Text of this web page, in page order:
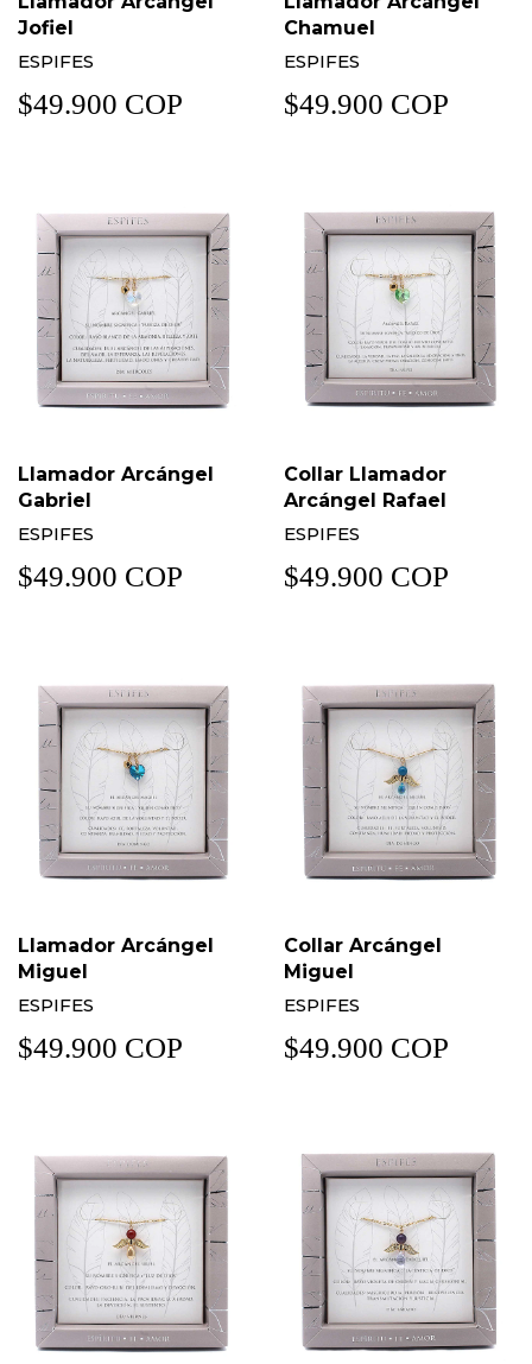
Jofiel
ESPIFES
$49.900 COP
Chamuel
ESPIFES
$49.900 COP
Llamador Arcángel
Gabriel
ESPIFES
$49.900 COP
Collar Llamador
Arcángel Rafael
ESPIFES
$49.900 COP
Llamador Arcángel
Miguel
ESPIFES
$49.900 COP
Collar Arcángel
Miguel
ESPIFES
$49.900 COP